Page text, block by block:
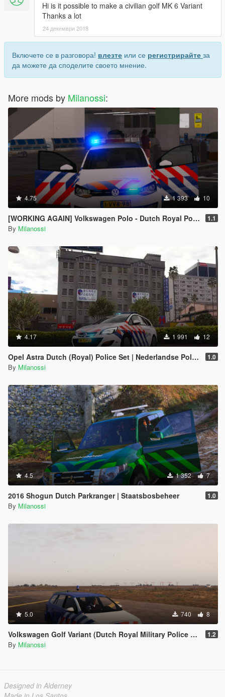
Hi is it possible to make a civilian golf MK 6 Variant
Thanks a lot
24 декември 2018
Включете се в разговора! влезте или се регистрирайте за
да можете да споделите своето мнение.
More mods by Milanossi:
4.75 1 393 10
[WORKING AGAIN] Volkswagen Polo - Dutch Royal Police // Koninklijke Marechaussee 1.1
By Milanossi
4.17 1 991 12
Opel Astra Dutch (Royal) Police Set | Nederlandse Politie // KMAR // OVDP Set [ELS] 1.0
By Milanossi
4.5 1 352 7
2016 Shogun Dutch Parkranger | Staatsbosbeheer 1.0
By Milanossi
5.0 740 8
Volkswagen Golf Variant (Dutch Royal Military Police Edition) 1.2
By Milanossi
Designed in Alderney